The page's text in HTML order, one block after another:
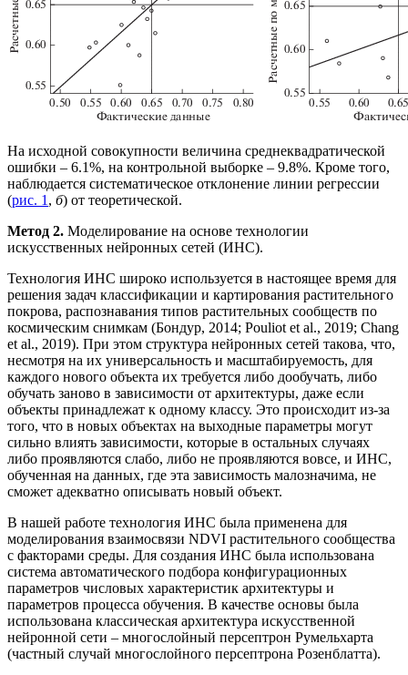
На исходной совокупности величина среднеквадратической
ошибки – 6.1%, на контрольной выборке – 9.8%. Кроме того,
наблюдается систематическое отклонение линии регрессии
(рис. 1 , б) от теоретической.
Метод 2. Моделирование на основе технологии
искусственных нейронных сетей (ИНС).
Технология ИНС широко используется в настоящее время для
решения задач классификации и картирования растительного
покрова, распознавания типов растительных сообществ по
космическим снимкам (Бондур, 2014; Pouliot et al., 2019; Chang
et al., 2019). При этом структура нейронных сетей такова, что,
несмотря на их универсальность и масштабируемость, для
каждого нового объекта их требуется либо дообучать, либо
обучать заново в зависимости от архитектуры, даже если
объекты принадлежат к одному классу. Это происходит из-за
того, что в новых объектах на выходные параметры могут
сильно влиять зависимости, которые в остальных случаях
либо проявляются слабо, либо не проявляются вовсе, и ИНС,
обученная на данных, где эта зависимость малозначима, не
сможет адекватно описывать новый объект.
В нашей работе технология ИНС была применена для
моделирования взаимосвязи NDVI растительного сообщества
с факторами среды. Для создания ИНС была использована
система автоматического подбора конфигурационных
параметров числовых характеристик архитектуры и
параметров процесса обучения. В качестве основы была
использована классическая архитектура искусственной
нейронной сети – многослойный персептрон Румельхарта
(частный случай многослойного персептрона Розенблатта).